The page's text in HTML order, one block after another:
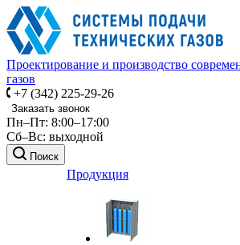
Проектирование и производство
газов
+7 (342) 225-29-26
Заказать звонок
Пн–Пт: 8:00–17:00
Сб–Вс: выходной
Поиск
Продукция